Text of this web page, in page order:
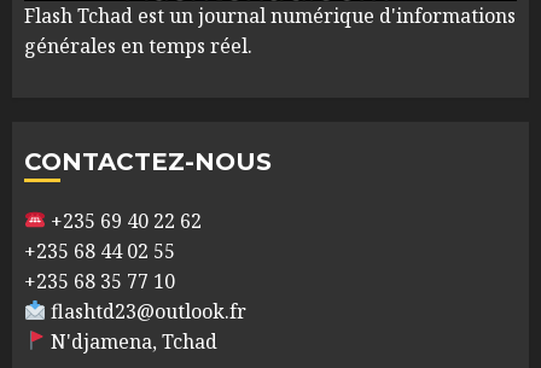
Flash Tchad est un journal numérique d'informations
générales en temps réel.
CONTACTEZ-NOUS
+235 69 40 22 62
+235 68 44 02 55
+235 68 35 77 10
flashtd23@outlook.fr
N'djamena, Tchad